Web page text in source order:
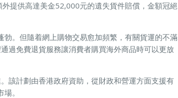
提供高達美金52,000元的遺失貨件賠償，金額冠絕
。但隨着網上購物交易愈加頻繁，有關貨運的不滿
過免費退貨服務讓消費者購買海外商品時可以更放
該計劃由香港政府資助，從財政和營運方面支援有
。